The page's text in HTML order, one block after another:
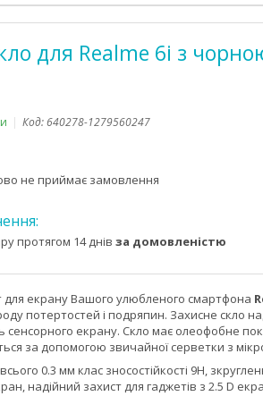
для Realme 6i з
Код:640278-1279560247
не приймає замовлення
протягом 14 днів за домовленістю
для екрану Вашого улюбленого смартфона
потертостей і подряпин. Захисне скло
екрану. Скло має олеофобне
за допомогою звичайної серветки з
0.3 мм клас зносостійкості 9H,
надійний захист для гаджетів з 2.5 D